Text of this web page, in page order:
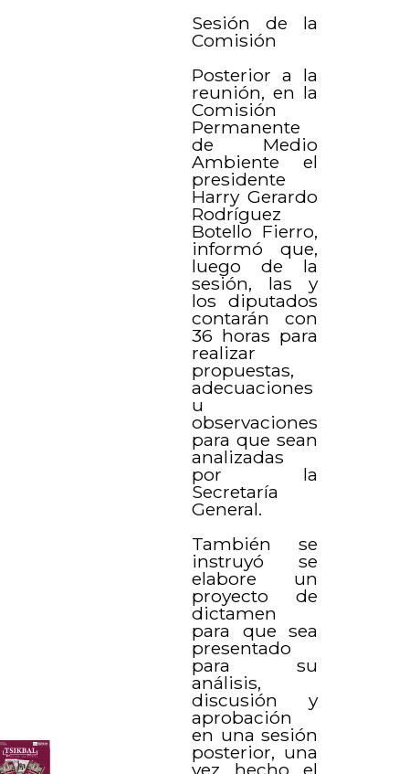
Sesión de la
Comisión
Posterior a la
reunión, en la
Comisión
Permanente
de Medio
Ambiente el
presidente
Harry Gerardo
Rodríguez
Botello Fierro,
informó que,
luego de la
sesión, las y
los diputados
contarán con
36 horas para
realizar
propuestas,
adecuaciones
u
observaciones
para que sean
analizadas
por la
Secretaría
General.
También se
instruyó se
elabore un
proyecto de
dictamen
para que sea
presentado
para su
análisis,
discusión y
aprobación
en una sesión
posterior, una
vez hecho el